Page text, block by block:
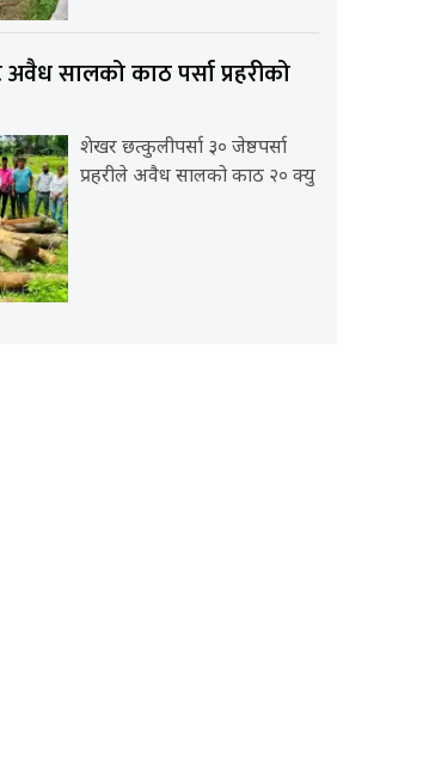
सालको काठ पर्सा प्रहरीको
शेखर छत्कुलीपर्सा ३० जेष्ठपर्सा
प्रहरीले अवैध सालको काठ २० क्यु